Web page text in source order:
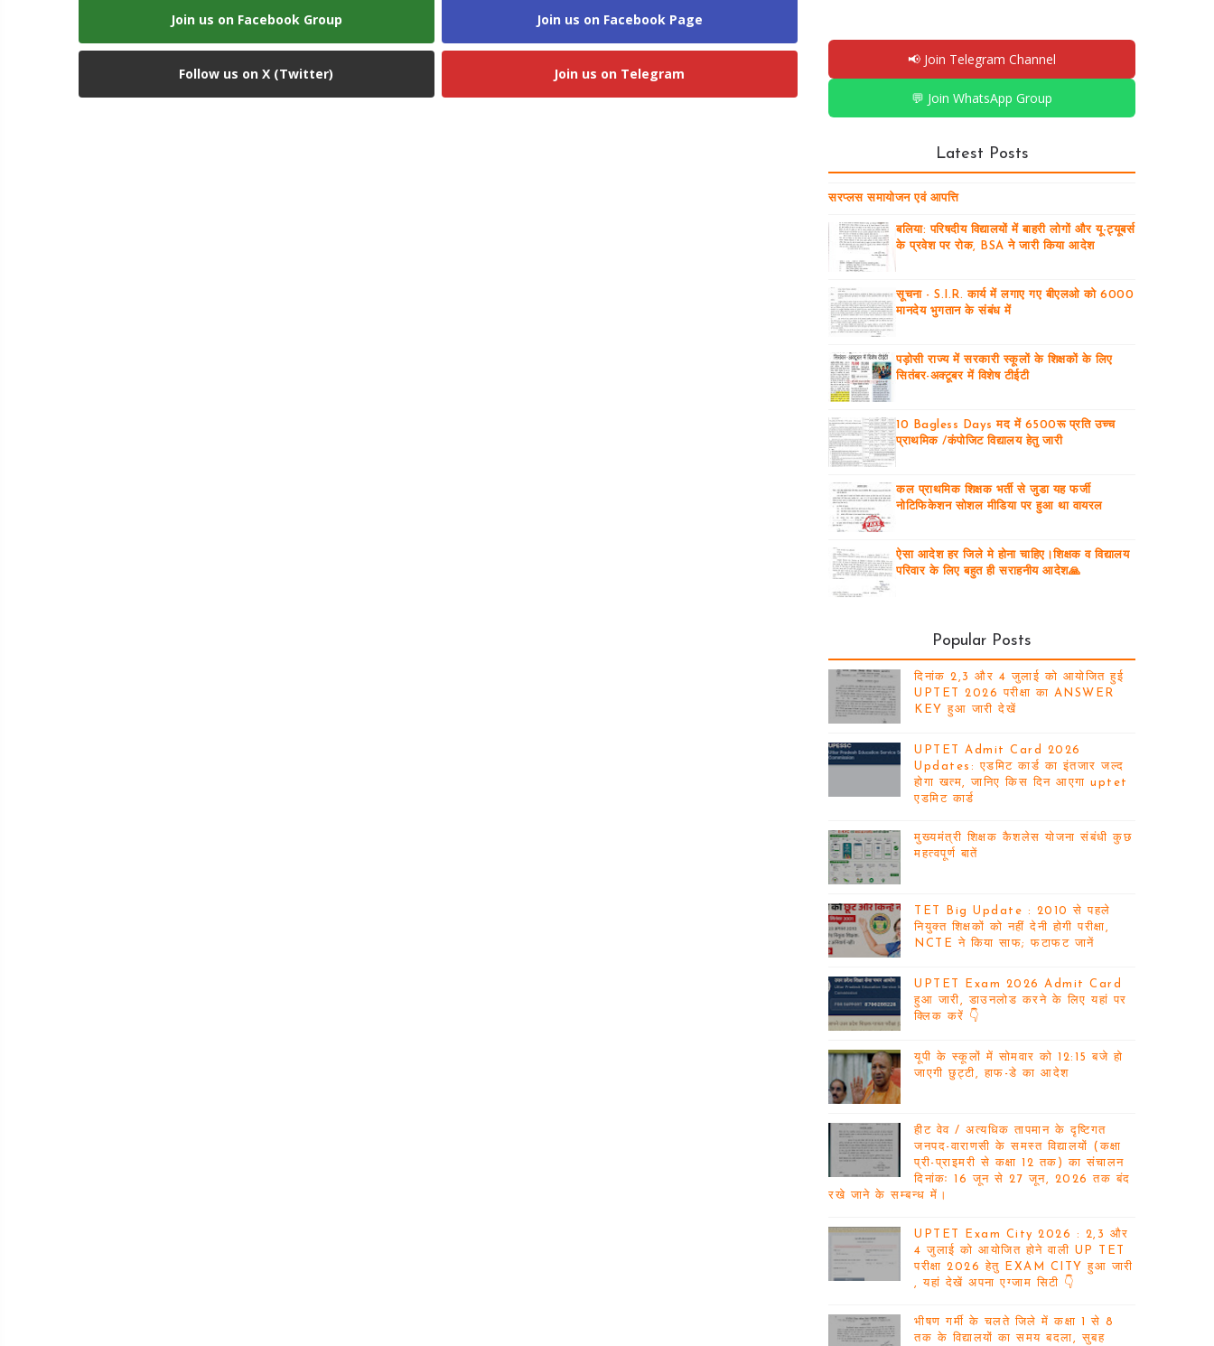
Join us on Facebook Group Join us on Facebook Page
Follow us on X (Twitter) Join us on Telegram
📢 Join Telegram Channel
💬 Join WhatsApp Group
Latest Posts
सरप्लस समायोजन एवं आपत्ति
बलिया: परिषदीय विद्यालयों में बाहरी लोगों और यू-ट्यूबर्स
के प्रवेश पर रोक, BSA ने जारी किया आदेश
सूचना - S.I.R. कार्य में लगाए गए बीएलओ को 6000
मानदेय भुगतान के संबंध में
पड़ोसी राज्य में सरकारी स्कूलों के शिक्षकों के लिए
सितंबर-अक्टूबर में विशेष टीईटी
10 Bagless Days मद में 6500रू प्रति उच्च
प्राथमिक /कंपोजिट विद्यालय हेतु जारी
कल प्राथमिक शिक्षक भर्ती से जुडा यह फर्जी
नोटिफिकेशन सोशल मीडिया पर हुआ था वायरल
ऐसा आदेश हर जिले मे होना चाहिए।शिक्षक व विद्यालय
परिवार के लिए बहुत ही सराहनीय आदेश🙏
Popular Posts
दिनांक 2,3 और 4 जुलाई को आयोजित हुई
UPTET 2026 परीक्षा का ANSWER
KEY हुआ जारी देखें
UPTET Admit Card 2026
Updates: एडमिट कार्ड का इंतजार जल्द
होगा खत्म, जानिए किस दिन आएगा uptet
एडमिट कार्ड
मुख्यमंत्री शिक्षक कैशलेस योजना संबंधी कुछ
महत्वपूर्ण बातें
TET Big Update : 2010 से पहले
नियुक्त शिक्षकों को नहीं देनी होगी परीक्षा,
NCTE ने किया साफ; फटाफट जानें
UPTET Exam 2026 Admit Card
हुआ जारी, डाउनलोड करने के लिए यहां पर
क्लिक करें 👇
यूपी के स्कूलों में सोमवार को 12:15 बजे हो
जाएगी छुट्टी, हाफ-डे का आदेश
हीट वेव / अत्यधिक तापमान के दृष्टिगत
जनपद-वाराणसी के समस्त विद्यालयों (कक्षा
प्री-प्राइमरी से कक्षा 12 तक) का संचालन
दिनांकः 16 जून से 27 जून, 2026 तक बंद
रखे जाने के सम्बन्ध में।
UPTET Exam City 2026 : 2,3 और
4 जुलाई को आयोजित होने वाली UP TET
परीक्षा 2026 हेतु EXAM CITY हुआ जारी
, यहां देखें अपना एग्जाम सिटी 👇
भीषण गर्मी के चलते जिले में कक्षा 1 से 8
तक के विद्यालयों का समय बदला, सुबह